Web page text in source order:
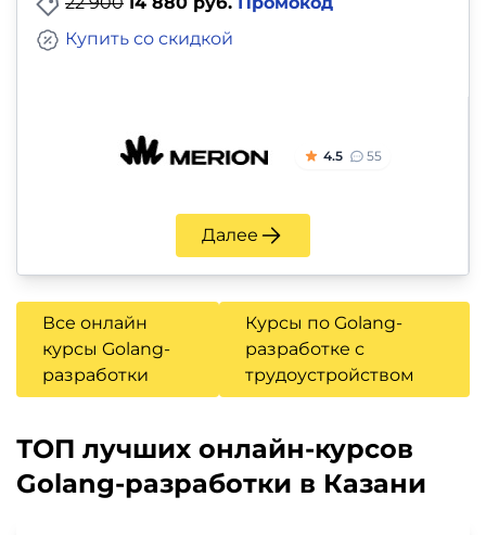
Купить со скидкой
4.5 55
Далее
Все онлайн
курсы Golang-
разработки
Курсы по Golang-
разработке с
трудоустройством
ТОП лучших онлайн-курсов
Golang-разработки в Казани